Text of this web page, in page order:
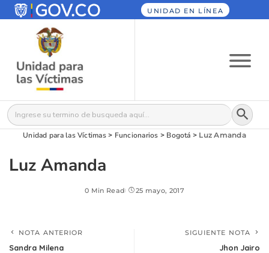
UNIDAD EN LÍNEA
Buscar: Botón
Unidad para las Víctimas> Funcionarios > Bogotá > Luz Amanda
Luz Amanda
0 Min Read 25 mayo, 2017
NOTA ANTERIOR
Sandra Milena
SIGUIENTE NOTA
Jhon Jairo